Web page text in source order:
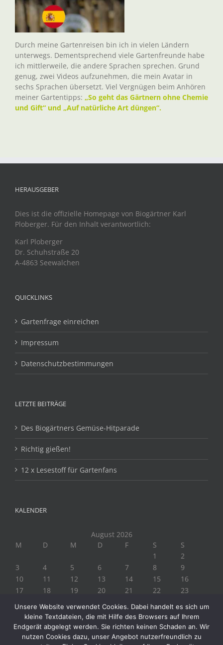
Durch meine Gartenreisen bin ich in vielen Ländern
unterwegs. Dementsprechend viele Gartenfreunde habe
ich mittlerweile, die andere Sprachen sprechen. Grund
genug, zwei Videos aufzunehmen, die mein Avatar in
sechs Sprachen übersetzt. Viel Vergnügen beim Anhören
meiner Gartentipps: „So geht das Gärtnern ohne Chemie
und Gift“ und „Auf natürliche Art düngen“.
HERAUSGEBER
Dies ist die offizielle Homepage von Biogärtner Karl
Ploberger. Für den Inhalt verantwortlich:
Karl Ploberger
Dr. Schuhstraße 20
A-4863 Seewalchen
QUICKLINKS
Gartenfrage einreichen
Impressum
Datenschutzbestimmungen
LETZTE BEITRÄGE
Des Biogärtners Gemüse-Hitparade
Richtig gießen!
12 x Lesestoff für Gartenfans
KALENDER
August 2026
M
D M D F S
S
1
2
3
4 5 6 7 8
9
10
11 12 13 14 15
16
17
18 19 20 21 22
23
« Juli
Unsere Website verwendet Cookies. Dabei handelt es sich um
kleine Textdateien, die mit Hilfe des Browsers auf Ihrem
Endgerät abgelegt werden. Sie richten keinen Schaden an. Wir
nutzen Cookies dazu, unser Angebot nutzerfreundlich zu